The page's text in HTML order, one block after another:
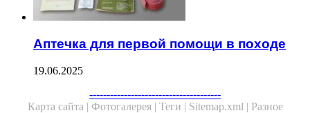
Аптечка для первой помощи в походе
19.06.2025
--------------------------------------
Карта сайта | Фотогалерея | Теги | Sitemap.xml | Разное